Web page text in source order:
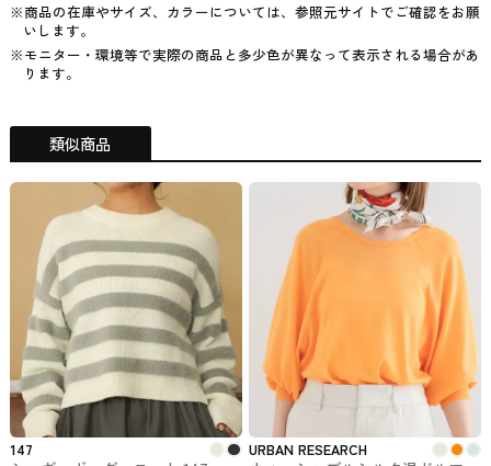
※商品の在庫やサイズ、カラーについては、参照元サイトでご確認をお願
いします。
※モニター・環境等で実際の商品と多少色が異なって表示される場合があ
ります。
類似商品
147 URBAN RESEARCH